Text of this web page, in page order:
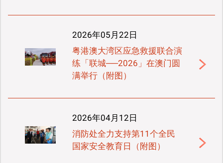
2026年05月22日
粤港澳大湾区应急救援联合演
练「联城──2026」在澳门圆
满举行（附图）
2026年04月12日
消防处全力支持第11个全民
国家安全教育日（附图）